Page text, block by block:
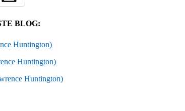
BLOG:
Huntington)
Huntington)
Huntington)